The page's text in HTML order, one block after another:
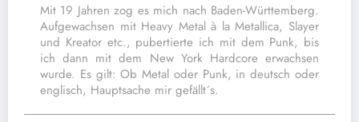
Mit 19 Jahren zog es mich nach Baden-Württemberg.
Aufgewachsen mit Heavy Metal à la Metallica, Slayer
und Kreator etc., pubertierte ich mit dem Punk, bis
ich dann mit dem New York Hardcore erwachsen
wurde. Es gilt: Ob Metal oder Punk, in deutsch oder
englisch, Hauptsache mir gefällt´s.